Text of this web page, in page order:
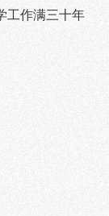
工作满三十年